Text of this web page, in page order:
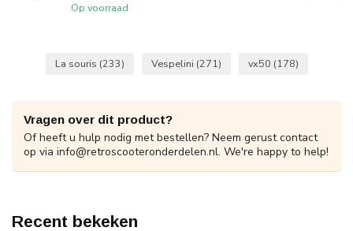
Op voorraad
La souris (233) Vespelini (271) vx50 (178)
Vragen over dit product?
Of heeft u hulp nodig met bestellen? Neem gerust contact
op via info@retroscooteronderdelen.nl. We're happy to help!
Recent bekeken